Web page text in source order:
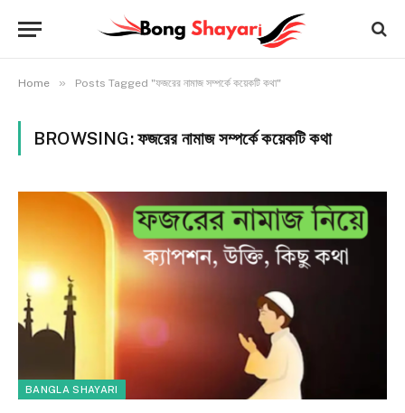
Home » Posts Tagged "ফজরের নামাজ সম্পর্কে কয়েকটি কথা"
BROWSING:ফজরের নামাজ সম্পর্কে কয়েকটি কথা
BANGLA SHAYARI